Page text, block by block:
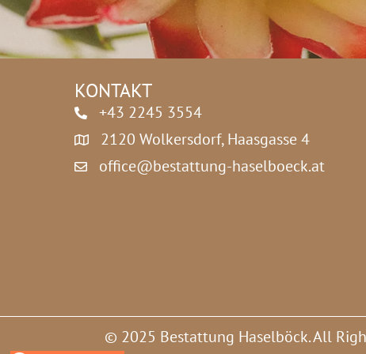
z
*
KONTAKT
+43 2245 3554
2120 Wolkersdorf, Haasgasse 4
office@bestattung-haselboeck.at
© 2025 Bestattung Haselböck. All